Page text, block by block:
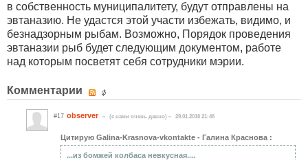
в собственность муниципалитету, будут отправлены на
эвтаназию. Не удастся этой участи избежать, видимо, и
безнадзорным рыбам. Возможно, Порядок проведения
эвтаназии рыб будет следующим документом, работе
над которым посветят себя сотрудники мэрии.
Комментарии
#17 observer (c нами очень давно) 29.01.2016 21:46
Цитирую Galina-Krasnova-vkontakte - Галина Краснова :
...из бомжей колбаса невкусная....